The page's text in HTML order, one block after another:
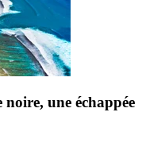
une échappée